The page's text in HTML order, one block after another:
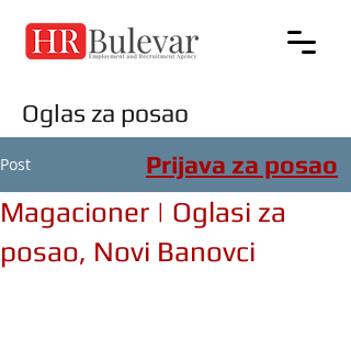
Oglas za posao
Post
Magacioner | Oglasi za
posao, Novi Banovci
Prijava za posao